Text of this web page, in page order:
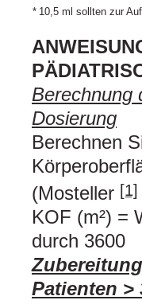
* 10,5 ml sollten zur
Berechnung
Dosierung
Berechnen
(Mosteller [1]
KOF (m²) =
durch 3600
Patienten >